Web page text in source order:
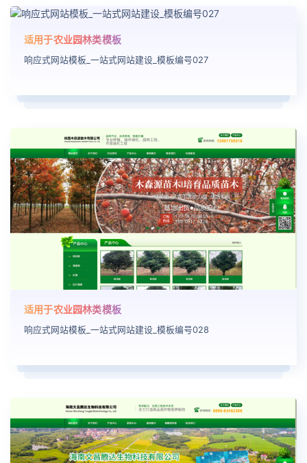
适用于农业园林类模板
响应式网站模板_一站式网站建设_模板编号027
适用于农业园林类模板
响应式网站模板_一站式网站建设_模板编号028